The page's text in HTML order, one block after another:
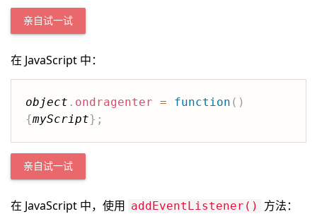
亲自试一试
在 JavaScript 中：
object . ondragenter = function ( )
{myScript} ;
亲自试一试
在 JavaScript 中，使用 addEventListener() 方法：